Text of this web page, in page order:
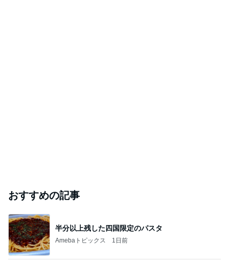
おすすめの記事
半分以上残した四国限定のパスタ
Amebaトピックス 1日前